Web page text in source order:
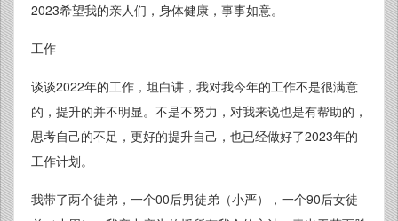
2023希望我的亲人们，身体健康，事事如意。
工作
谈谈2022年的工作，坦白讲，我对我今年的工作不是很满意
的，提升的并不明显。不是不努力，对我来说也是有帮助的，
思考自己的不足，更好的提升自己，也已经做好了2023年的
工作计划。
我带了两个徒弟，一个00后男徒弟（小严），一个90后女徒